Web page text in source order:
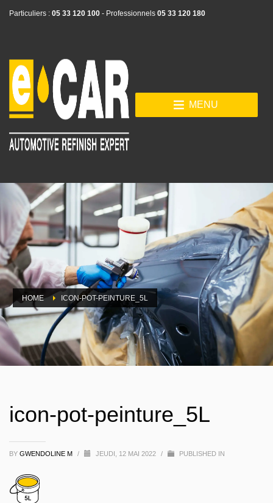
Particuliers : 05 33 120 100 - Professionnels 05 33 120 180
MENU
HOME ICON-POT-PEINTURE_5L
icon-pot-peinture_5L
BY GWENDOLINE M / JEUDI, 12 MAI 2022 / PUBLISHED IN